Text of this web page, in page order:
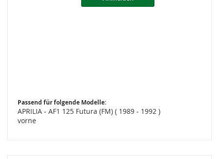
Passend für folgende Modelle:
APRILIA - AF1 125 Futura (FM) ( 1989 - 1992 )
vorne